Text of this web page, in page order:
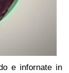
e infornate in